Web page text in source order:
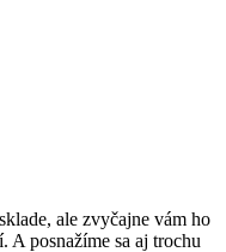
ale zvyčajne vám ho
A posnažíme sa aj trochu